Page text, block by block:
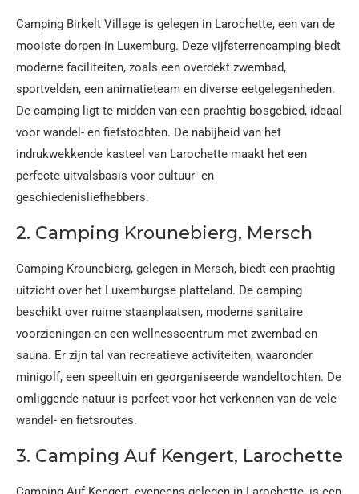
Camping Birkelt Village is gelegen in Larochette, een van de
mooiste dorpen in Luxemburg. Deze vijfsterrencamping biedt
moderne faciliteiten, zoals een overdekt zwembad,
sportvelden, een animatieteam en diverse eetgelegenheden.
De camping ligt te midden van een prachtig bosgebied, ideaal
voor wandel- en fietstochten. De nabijheid van het
indrukwekkende kasteel van Larochette maakt het een
perfecte uitvalsbasis voor cultuur- en
geschiedenisliefhebbers.
2. Camping Krounebierg, Mersch
Camping Krounebierg, gelegen in Mersch, biedt een prachtig
uitzicht over het Luxemburgse platteland. De camping
beschikt over ruime staanplaatsen, moderne sanitaire
voorzieningen en een wellnesscentrum met zwembad en
sauna. Er zijn tal van recreatieve activiteiten, waaronder
minigolf, een speeltuin en georganiseerde wandeltochten. De
omliggende natuur is perfect voor het verkennen van de vele
wandel- en fietsroutes.
3. Camping Auf Kengert, Larochette